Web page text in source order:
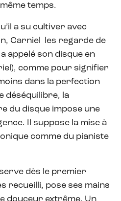
temps.
a su cultiver avec
Carniel
les regarde de
appelé son disque en
comme pour signifier
dans la perfection
déséquilibre, la
du disque impose une
Il suppose la mise à
comme du pianiste
dès le premier
recueilli, pose ses mains